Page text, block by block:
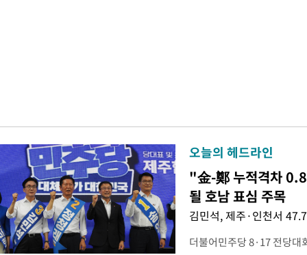
오늘의 헤드라인
"金-鄭 누적격차
될 호남 표심 주목
김민석, 제주·인천서
더불어민주당 8·17 전당대